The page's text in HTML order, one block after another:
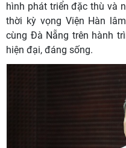
hình phát triển đặc thù và
thời kỳ vọng Viện Hàn
cùng Đà Nẵng trên hành
hiện đại, đáng sống.